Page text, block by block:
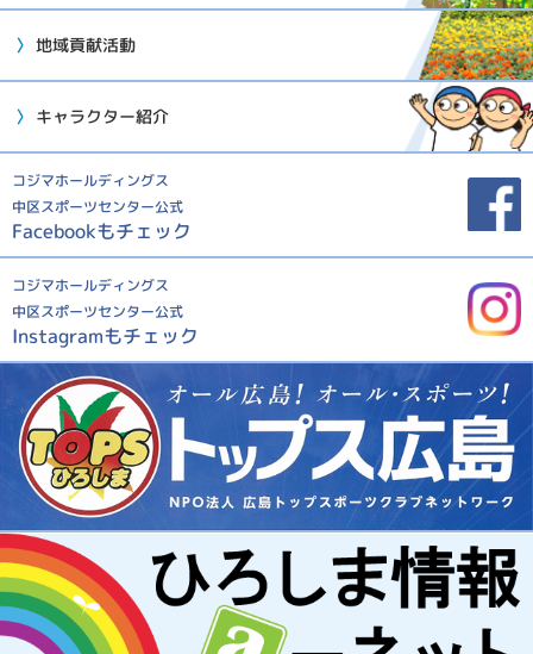
地域貢献活動
キャラクター紹介
コジマホールディングス
中区スポーツセンター公式
Facebookもチェック
コジマホールディングス
中区スポーツセンター公式
Instagramもチェック